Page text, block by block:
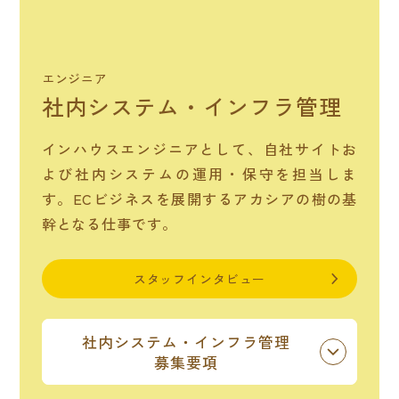
エンジニア
社内システム・ インフラ管理
インハウスエンジニアとして、自社サイトお
よび社内システムの運用・保守を担当しま
す。ECビジネスを展開するアカシアの樹の基
幹となる仕事です。
スタッフインタビュー
社内システム・ インフラ管理
募集要項